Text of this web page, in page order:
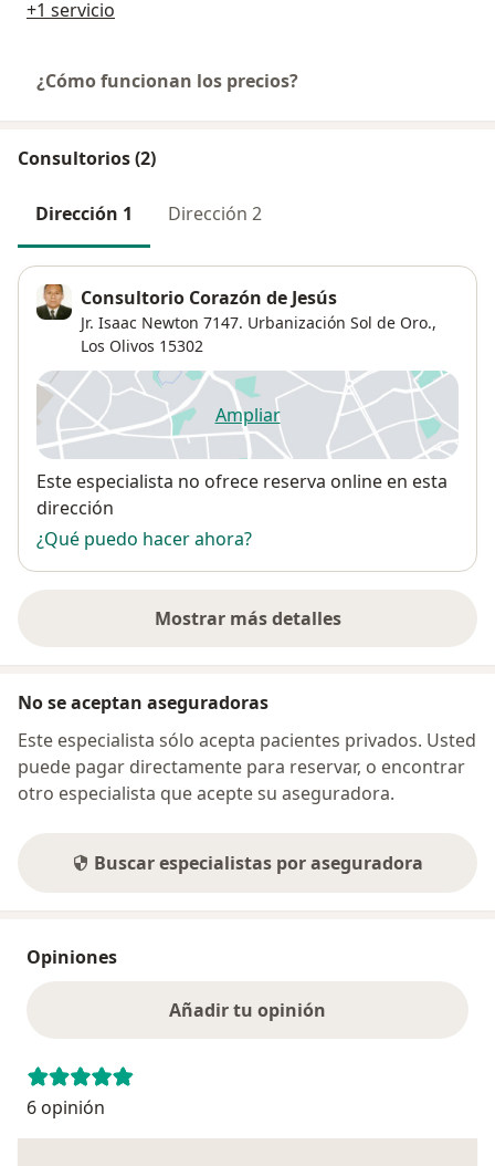
+1 servicio
¿Cómo funcionan los precios?
Consultorios (2)
Dirección 1 Dirección 2
Consultorio Corazón de Jesús
Jr. Isaac Newton 7147. Urbanización Sol de Oro.,
Los Olivos 15302
Ampliarse abre en una nueva
Disponibilidad
Este especialista no ofrece reserva online en esta
dirección
¿Qué puedo hacer ahora?
Mostrar más detalles
sobre la dirección
No se aceptan aseguradoras
Este especialista sólo acepta pacientes privados. Usted
puede pagar directamente para reservar, o encontrar
otro especialista que acepte su aseguradora.
Buscar especialistas por aseguradora
Opiniones
Añadir tu opinión
6 opinión